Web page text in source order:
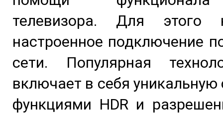
телевизора. Для этого
настроенное подключение
сети. Популярная
включает в себя уникальную
функциями HDR и